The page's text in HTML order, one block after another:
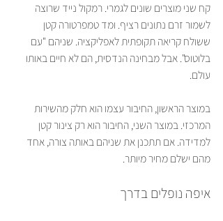
קח שני מוצרים שונים לגמרי. רמקול נייד שרוצה
לשמור זרם נתונים רציף. ומד טמפרטורה קטן
ששולח קריאה תקופתית לאפליקציה. שניהם "עם
בלוטוס". אבל מבחינה הנדסית, הם לא חיים באותו
עולם.
במוצר הראשון, החיבור עצמו הוא חלק מהשירות
המרכזי. במוצר השני, החיבור הוא רק צינור קטן
למדידה. אם תתכנן את שניהם באותה צורה, אחד
מהם ישלם מחיר מיותר.
איפה נופלים בדרך